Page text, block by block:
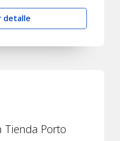
detalle
Tienda Porto